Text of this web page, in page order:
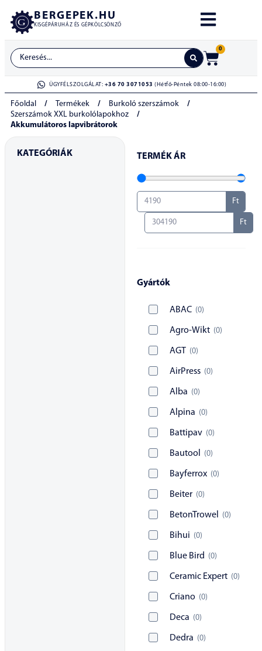
BERGEPEK.HU
KISGÉPÁRUHÁZ ÉS GÉPKÖLCSÖNZŐ
0
ÜGYFÉLSZOLGÁLAT: +36 70 3071053 (Hétfő-Péntek 08:00-16:00)
Főoldal / Termékek / Burkoló szerszámok
/
Szerszámok XXL burkolólapokhoz
/
Akkumulátoros lapvibrátorok
TERMÉK ÁR
Ft
Ft
Gyártók
ABAC (0)
Agro-Wikt (0)
AGT (0)
AirPress (0)
Alba (0)
Alpina (0)
Battipav (0)
Bautool (0)
Bayferrox (0)
Beiter (0)
BetonTrowel (0)
Bihui (0)
Blue Bird (0)
Ceramic Expert (0)
Criano (0)
Deca (0)
Dedra (0)
KATEGÓRIÁK